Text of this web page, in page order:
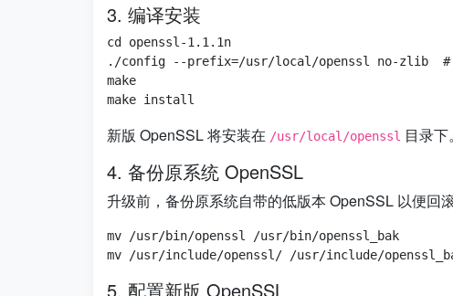
3. 编译安装
cd openssl-1.1.1n
./config --prefix=/usr/local/openssl no-zlib  #
make
新版 OpenSSL 将安装在 /usr/local/openssl 目录下。
4. 备份原系统 OpenSSL
升级前，备份原系统自带的低版本 OpenSSL 以便回
mv /usr/bin/openssl /usr/bin/openssl_bak
5. 配置新版 OpenSSL